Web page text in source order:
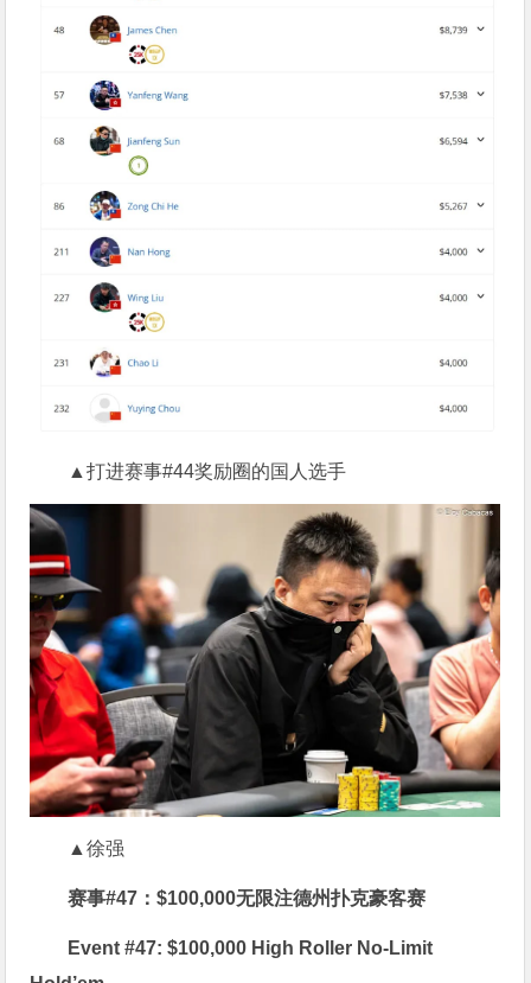
▲打进赛事#44奖励圈的国人选手
▲徐强
赛事#47：$100,000无限注德州扑克豪客赛
Event #47: $100,000 High Roller No-Limit